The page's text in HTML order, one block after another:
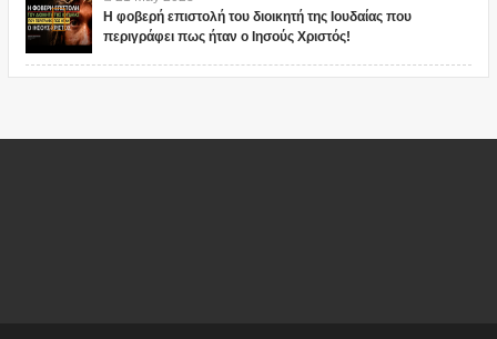
Η φοβερή επιστολή του διοικητή της Ιουδαίας που
περιγράφει πως ήταν ο Ιησούς Χριστός!